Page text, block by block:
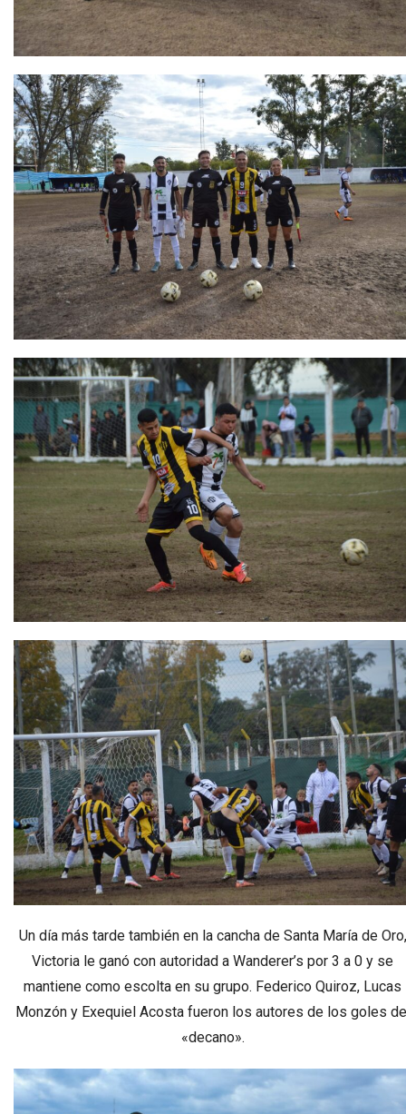
Un día más tarde también en la cancha de Santa María de Oro,
Victoria le ganó con autoridad a Wanderer’s por 3 a 0 y se
mantiene como escolta en su grupo. Federico Quiroz, Lucas
Monzón y Exequiel Acosta fueron los autores de los goles
«decano».